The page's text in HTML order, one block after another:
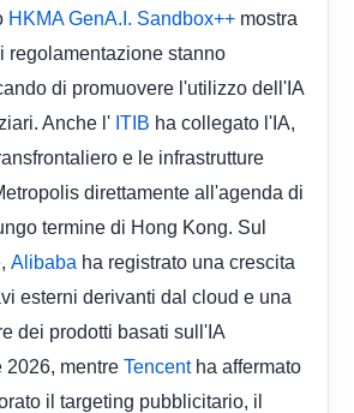
HKMA GenA.I. Sandbox++ mostra
regolamentazione stanno
di promuovere l'utilizzo dell'IA
Anche l' ITIB ha collegato l'IA,
e le infrastrutture
direttamente all'agenda di
termine di Hong Kong. Sul
Alibaba ha registrato una crescita
esterni derivanti dal cloud e una
dei prodotti basati sull'IA
2026, mentre Tencentha affermato
il targeting pubblicitario, il